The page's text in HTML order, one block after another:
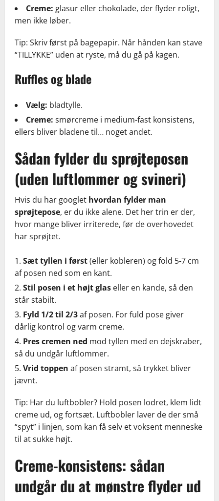
Creme: glasur eller chokolade, der flyder roligt,
men ikke løber.
Tip: Skriv først på bagepapir. Når hånden kan stave
“TILLYKKE” uden at ryste, må du gå på kagen.
Ruffles og blade
Vælg: bladtylle.
Creme: smørcreme i medium-fast konsistens,
ellers bliver bladene til… noget andet.
Sådan fylder du sprøjteposen
(uden luftlommer og svineri)
Hvis du har googlet hvordan fylder man
sprøjtepose, er du ikke alene. Det her trin er der,
hvor mange bliver irriterede, før de overhovedet
har sprøjtet.
Sæt tyllen i først(eller kobleren) og fold 5-7 cm
af posen ned som en kant.
Stil posen i et højt glas eller en kande, så den
står stabilt.
Fyld 1/2 til 2/3af posen. For fuld pose giver
dårlig kontrol og varm creme.
Pres cremen ned mod tyllen med en dejskraber,
så du undgår luftlommer.
Vrid toppen af posen stramt, så trykket bliver
jævnt.
Tip: Har du luftbobler? Hold posen lodret, klem lidt
creme ud, og fortsæt. Luftbobler laver de der små
“spyt” i linjen, som kan få selv et voksent menneske
til at sukke højt.
Creme-konsistens: sådan
undgår du at mønstre flyder ud